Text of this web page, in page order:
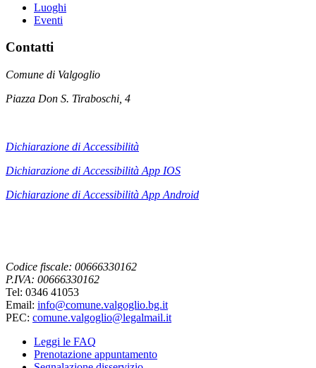
Luoghi
Eventi
Contatti
Comune di Valgoglio
Piazza Don S. Tiraboschi, 4
Dichiarazione di Accessibilità
Dichiarazione di Accessibilità App IOS
Dichiarazione di Accessibilità App Android
Codice fiscale: 00666330162
P.IVA: 00666330162
Tel: 0346 41053
Email: info@comune.valgoglio.bg.it
PEC: comune.valgoglio@legalmail.it
Leggi le FAQ
Prenotazione appuntamento